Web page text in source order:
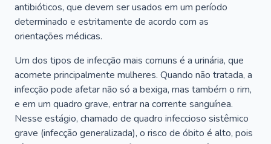
antibióticos, que devem ser usados em um período
determinado e estritamente de acordo com as
orientações médicas.
Um dos tipos de infecção mais comuns é a urinária, que
acomete principalmente mulheres. Quando não tratada, a
infecção pode afetar não só a bexiga, mas também o rim,
e em um quadro grave, entrar na corrente sanguínea.
Nesse estágio, chamado de quadro infeccioso sistêmico
grave (infecção generalizada), o risco de óbito é alto, pois